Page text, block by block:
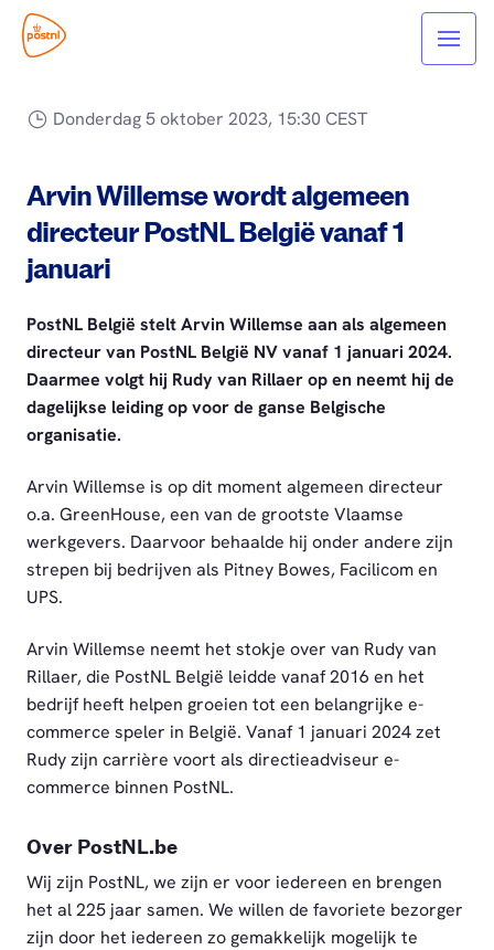
Donderdag 5 oktober 2023, 15:30 CEST
Arvin Willemse wordt algemeen
directeur PostNL België vanaf 1
januari
PostNL België stelt Arvin Willemse aan als algemeen
directeur van PostNL België NV vanaf 1 januari 2024.
Daarmee volgt hij Rudy van Rillaer op en neemt hij de
dagelijkse leiding op voor de ganse Belgische
organisatie.
Arvin Willemse is op dit moment algemeen directeur
o.a. GreenHouse, een van de grootste Vlaamse
werkgevers. Daarvoor behaalde hij onder andere zijn
strepen bij bedrijven als Pitney Bowes, Facilicom en
UPS.
Arvin Willemse neemt het stokje over van Rudy van
Rillaer, die PostNL België leidde vanaf 2016 en het
bedrijf heeft helpen groeien tot een belangrijke e-
commerce speler in België. Vanaf 1 januari 2024 zet
Rudy zijn carrière voort als directieadviseur e-
commerce binnen PostNL.
Over PostNL.be
Wij zijn PostNL, we zijn er voor iedereen en brengen
het al 225 jaar samen. We willen de favoriete bezorger
zijn door het iedereen zo gemakkelijk mogelijk te